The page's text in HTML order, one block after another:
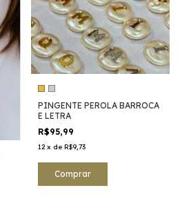
PINGENTE PEROLA BARROCA
E LETRA
R$95,99
12 x de R$9,73
Comprar